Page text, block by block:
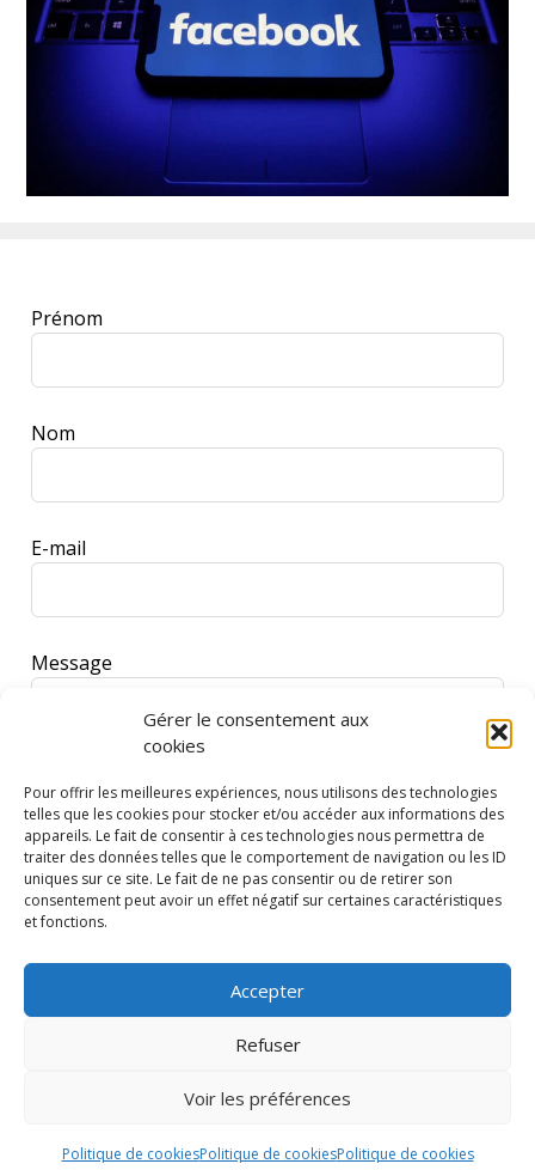
Gérer le consentement aux
cookies
Pour offrir les meilleures expériences, nous utilisons des technologies
telles que les cookies pour stocker et/ou accéder aux informations des
appareils. Le fait de consentir à ces technologies nous permettra de
traiter des données telles que le comportement de navigation ou les ID
uniques sur ce site. Le fait de ne pas consentir ou de retirer son
consentement peut avoir un effet négatif sur certaines caractéristiques
et fonctions.
Accepter
Refuser
Voir les préférences
Politique de cookiesPolitique de cookiesPolitique de cookies
Leave
this
Prénom
Nom
E-mail
Message
J'accepte que Loisirs Plaisirs stocke et traite les
informations transmises par le biais de ce
Loisirs Plaisirs © 2026 - Tous droits réservés